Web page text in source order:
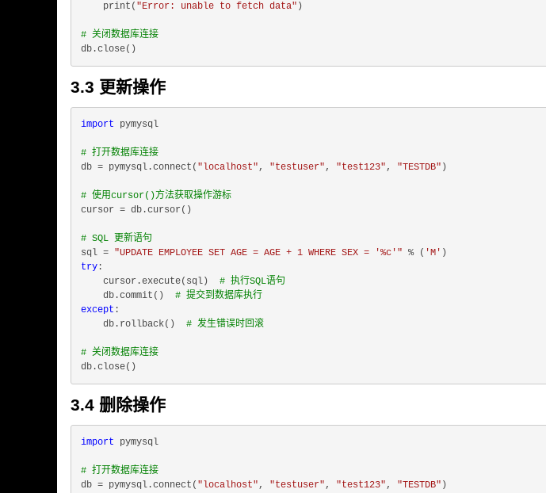
    print(
"Error: unable to fetch data" )
# 关闭数据库连接
3.3 更新操作
import pymysql
# 打开数据库连接
db = pymysql.connect( "localhost" , "testuser" , "test123" , "TESTDB" )
# 使用cursor()方法获取操作游标
cursor = db.cursor()
# SQL 更新语句
sql = "UPDATE EMPLOYEE SET AGE = AGE + 1 WHERE SEX = '%c'" % ( 'M'
try :
    cursor.execute(sql)
# 执行SQL语句
    db.commit()
# 提交到数据库执行
except :
    db.rollback()
# 发生错误时回滚
# 关闭数据库连接
3.4 删除操作
import pymysql
# 打开数据库连接
db = pymysql.connect( "localhost" , "testuser" , "test123" , "TESTDB" )